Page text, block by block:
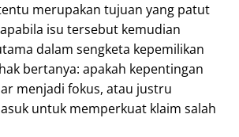
merupakan tujuan yang patut
isu tersebut kemudian
dalam sengketa kepemilikan
bertanya: apakah kepentingan
menjadi fokus, atau justru
untuk memperkuat klaim salah